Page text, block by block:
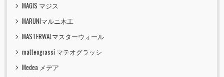
MAGIS マジス
MARUNIマルニ木工
MASTERWALマスターウォール
matteograssi マテオグラッシ
Medea メデア